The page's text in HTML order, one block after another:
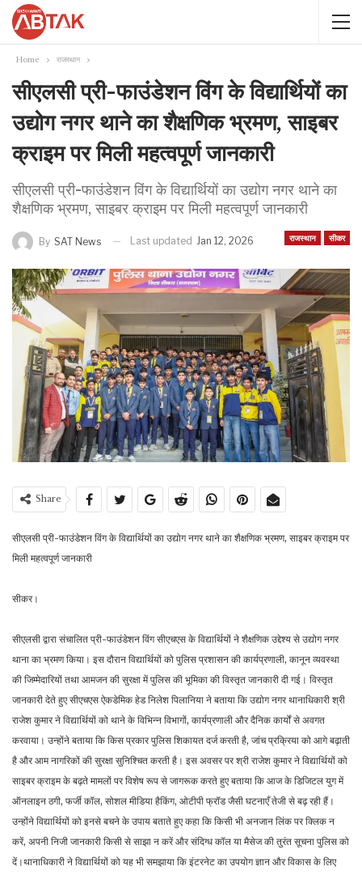
Home राजस्थान
सीएलसी प्री-फाउंडेशन विंग के विद्यार्थियों का
उद्योग नगर थाने का शैक्षणिक भ्रमण, साइबर
क्राइम पर मिली महत्वपूर्ण जानकारी
सीएलसी प्री-फाउंडेशन विंग के विद्यार्थियों का उद्योग नगर थाने का
शैक्षणिक भ्रमण, साइबर क्राइम पर मिली महत्वपूर्ण जानकारी
राजस्थान सीकर
By SAT News Last updated Jan 12, 2026
Share
सीएलसी प्री-फाउंडेशन विंग के विद्यार्थियों का उद्योग नगर थाने का शैक्षणिक भ्रमण, साइबर क्राइम पर
मिली महत्वपूर्ण जानकारी
सीकर।
सीएलसी द्वारा संचालित प्री-फाउंडेशन विंग सीएचएस के विद्यार्थियों ने शैक्षणिक उद्देश्य से उद्योग नगर
थाना का भ्रमण किया। इस दौरान विद्यार्थियों को पुलिस प्रशासन की कार्यप्रणाली, कानून व्यवस्था
की जिम्मेदारियों तथा आमजन की सुरक्षा में पुलिस की भूमिका की विस्तृत जानकारी दी गई। विस्तृत
जानकारी देते हुए सीएचएस ऐकडेमिक हेड निलेश पिलानिया ने बताया कि उद्योग नगर थानाधिकारी श्री
राजेश कुमार ने विद्यार्थियों को थाने के विभिन्न विभागों, कार्यप्रणाली और दैनिक कार्यों से अवगत
करवाया। उन्होंने बताया कि किस प्रकार पुलिस शिकायत दर्ज करती है, जांच प्रक्रिया को आगे बढ़ाती
है और आम नागरिकों की सुरक्षा सुनिश्चित करती है। इस अवसर पर श्री राजेश कुमार ने विद्यार्थियों को
साइबर क्राइम के बढ़ते मामलों पर विशेष रूप से जागरूक करते हुए बताया कि आज के डिजिटल युग में
ऑनलाइन ठगी, फर्जी कॉल, सोशल मीडिया हैकिंग, ओटीपी फ्रॉड जैसी घटनाएँ तेजी से बढ़ रही हैं।
उन्होंने विद्यार्थियों को इनसे बचने के उपाय बताते हुए कहा कि किसी भी अनजान लिंक पर क्लिक न
करें, अपनी निजी जानकारी किसी से साझा न करें और संदिग्ध कॉल या मैसेज की तुरंत सूचना पुलिस को
दें।थानाधिकारी ने विद्यार्थियों को यह भी समझाया कि इंटरनेट का उपयोग ज्ञान और विकास के लिए